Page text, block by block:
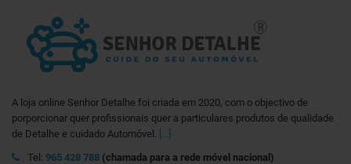
A loja online Senhor Detalhe foi criada em 2020, com o objectivo de
porporcionar quer profissionais quer a particulares produtos de qualidade
de Detalhe e cuidado Automóvel. [...]
Tel: 965 428 788 (chamada para a rede móvel nacional)